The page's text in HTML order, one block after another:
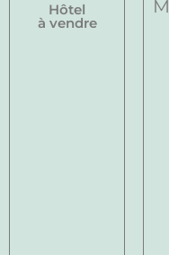
Hôtel
à vendre